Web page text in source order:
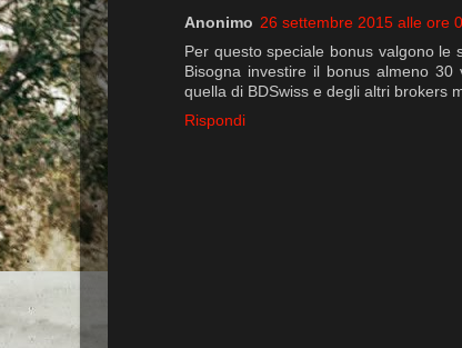
Anonimo 26 settembre 2015 alle ore
Per questo speciale bonus valgono le
Bisogna investire il bonus almeno
quella di BDSwiss e degli altri brokers
Rispondi